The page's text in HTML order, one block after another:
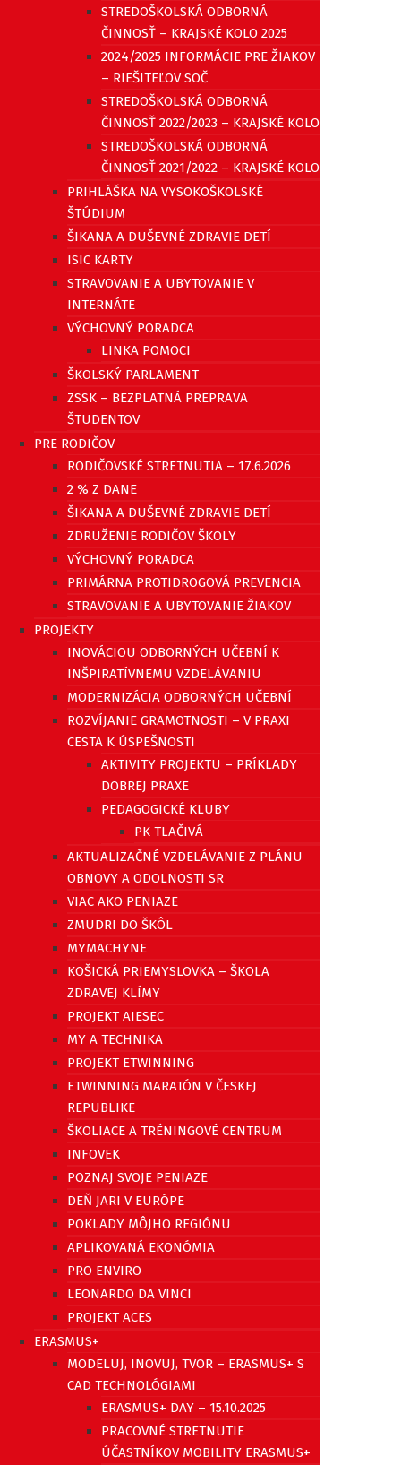
STREDOŠKOLSKÁ ODBORNÁ
ČINNOSŤ – KRAJSKÉ KOLO 2025
2024/2025 INFORMÁCIE PRE ŽIAKOV
– RIEŠITEĽOV SOČ
STREDOŠKOLSKÁ ODBORNÁ
ČINNOSŤ 2022/2023 – KRAJSKÉ KOLO
STREDOŠKOLSKÁ ODBORNÁ
ČINNOSŤ 2021/2022 – KRAJSKÉ KOLO
PRIHLÁŠKA NA VYSOKOŠKOLSKÉ
ŠTÚDIUM
ŠIKANA A DUŠEVNÉ ZDRAVIE DETÍ
ISIC KARTY
STRAVOVANIE A UBYTOVANIE V
INTERNÁTE
VÝCHOVNÝ PORADCA
LINKA POMOCI
ŠKOLSKÝ PARLAMENT
ZSSK – BEZPLATNÁ PREPRAVA
ŠTUDENTOV
PRE RODIČOV
RODIČOVSKÉ STRETNUTIA – 17.6.2026
2 % Z DANE
ŠIKANA A DUŠEVNÉ ZDRAVIE DETÍ
ZDRUŽENIE RODIČOV ŠKOLY
VÝCHOVNÝ PORADCA
PRIMÁRNA PROTIDROGOVÁ PREVENCIA
STRAVOVANIE A UBYTOVANIE ŽIAKOV
PROJEKTY
INOVÁCIOU ODBORNÝCH UČEBNÍ K
INŠPIRATÍVNEMU VZDELÁVANIU
MODERNIZÁCIA ODBORNÝCH UČEBNÍ
ROZVÍJANIE GRAMOTNOSTI – V PRAXI
CESTA K ÚSPEŠNOSTI
AKTIVITY PROJEKTU – PRÍKLADY
DOBREJ PRAXE
PEDAGOGICKÉ KLUBY
PK TLAČIVÁ
AKTUALIZAČNÉ VZDELÁVANIE Z PLÁNU
OBNOVY A ODOLNOSTI SR
VIAC AKO PENIAZE
ZMUDRI DO ŠKÔL
MYMACHYNE
KOŠICKÁ PRIEMYSLOVKA – ŠKOLA
ZDRAVEJ KLÍMY
PROJEKT AIESEC
MY A TECHNIKA
PROJEKT ETWINNING
ETWINNING MARATÓN V ČESKEJ
REPUBLIKE
ŠKOLIACE A TRÉNINGOVÉ CENTRUM
INFOVEK
POZNAJ SVOJE PENIAZE
DEŇ JARI V EURÓPE
POKLADY MÔJHO REGIÓNU
APLIKOVANÁ EKONÓMIA
PRO ENVIRO
LEONARDO DA VINCI
PROJEKT ACES
ERASMUS+
MODELUJ, INOVUJ, TVOR – ERASMUS+ S
CAD TECHNOLÓGIAMI
ERASMUS+ DAY – 15.10.2025
PRACOVNÉ STRETNUTIE
ÚČASTNÍKOV MOBILITY ERASMUS+